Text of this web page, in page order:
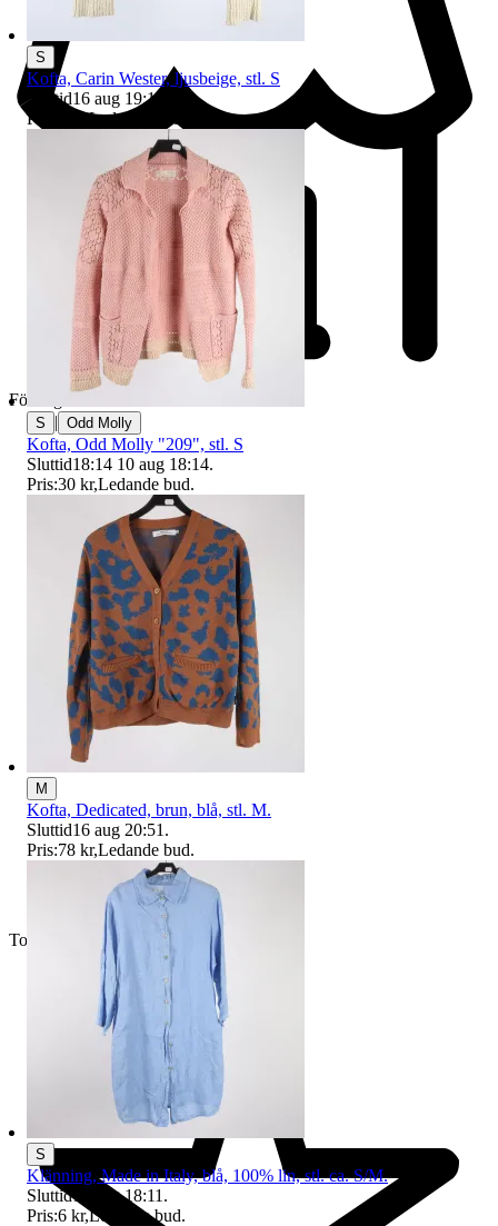
Företag
Toppsäljare
S
Kofta, Carin Wester, ljusbeige, stl. S
Sluttid16 aug 19:19
Pris:
1 kr,Ledande bud
S | Odd Molly
Kofta, Odd Molly "209", stl. S
Sluttid18:14 10 aug 18:14.
Pris:30 kr,Ledande bud.
M
Kofta, Dedicated, brun, blå, stl. M.
Sluttid16 aug 20:51 .
Pris:78 kr,Ledande bud.
S
Klänning, Made in Italy, blå, 100% lin, stl. ca. S/M.
Sluttid16 aug 18:11 .
Pris:6 kr,Ledande bud.